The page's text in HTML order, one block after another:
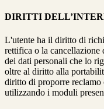
DIRITTI
L'utente ha il diritto di
rettifica o la cancellazione
dei dati personali che lo
oltre al diritto alla
diritto di proporre reclamo
utilizzando i moduli